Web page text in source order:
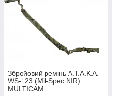
Збройовий ремінь A.T.A.K.A.
WS-123 (Mil-Spec NIR)
MULTICAM